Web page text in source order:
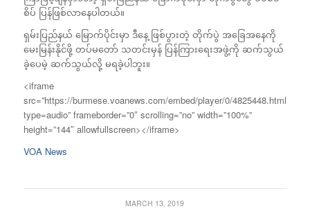
စိပ် ပြန်ဖြစ်လာနေပါတယ်။
ရှမ်းပြည်နယ် မြောက်ပိုင်းမှာ ဒီနေ့ ဖြစ်ပွားတဲ့ တိုက်ပွဲ အခြေအနေကို
မေးမြန်းနိုင်ဖို့ တပ်မတော် သတင်းမှန် ပြန်ကြားရေးအဖွဲ့ကို ဆက်သွယ်
ခဲ့ပေမဲ့ ဆက်သွယ်လို့ မရခဲ့ပါဘူး။
<iframe
src=”https://burmese.voanews.com/embed/player/0/4825448.html?
type=audio” frameborder=”0″ scrolling=”no” width=”100%”
height=”144″ allowfullscreen></iframe>
VOA News
MARCH 13, 2019